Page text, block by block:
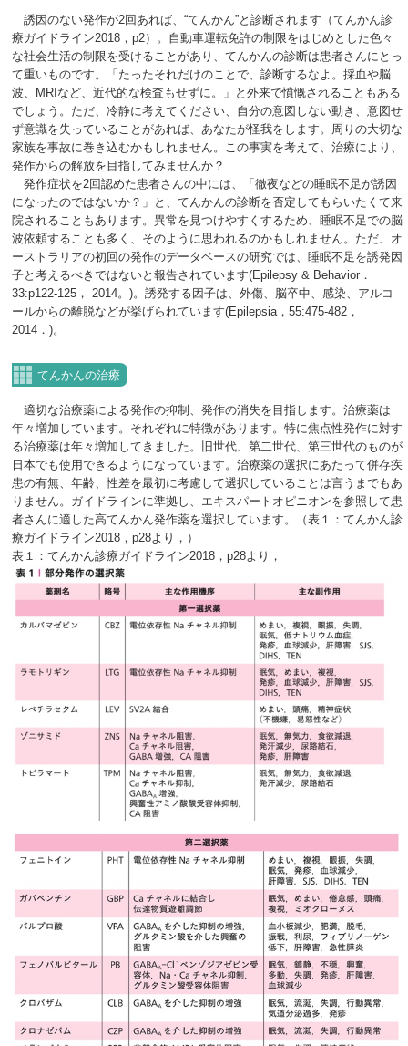
誘因のない発作が2回あれば、“てんかん”と診断されます（てんかん診
療ガイドライン2018，p2）。自動車運転免許の制限をはじめとした色々
な社会生活の制限を受けることがあり、てんかんの診断は患者さんにとっ
て重いものです。「たったそれだけのことで、診断するなよ。採血や脳
波、MRIなど、近代的な検査もせずに。」と外来で憤慨されることもある
でしょう。ただ、冷静に考えてください、自分の意図しない動き、意図せ
ず意識を失っていることがあれば、あなたが怪我をします。周りの大切な
家族を事故に巻き込むかもしれません。この事実を考えて、治療により、
発作からの解放を目指してみませんか？
発作症状を2回認めた患者さんの中には、「徹夜などの睡眠不足が誘因
になったのではないか？」と、てんかんの診断を否定してもらいたくて来
院されることもあります。異常を見つけやすくするため、睡眠不足での脳
波依頼することも多く、そのように思われるのかもしれません。ただ、オ
ーストラリアの初回の発作のデータベースの研究では、睡眠不足を誘発因
子と考えるべきではないと報告されています(Epilepsy & Behavior．
33:p122-125， 2014。)。誘発する因子は、外傷、脳卒中、感染、アルコ
ールからの離脱などが挙げられています(Epilepsia，55:475-482，
2014．)。
てんかんの治療
適切な治療薬による発作の抑制、発作の消失を目指します。治療薬は
年々増加しています。それぞれに特徴があります。特に焦点性発作に対す
る治療薬は年々増加してきました。旧世代、第二世代、第三世代のものが
日本でも使用できるようになっています。治療薬の選択にあたって併存疾
患の有無、年齢、性差を最初に考慮して選択していることは言うまでもあ
りません。ガイドラインに準拠し、エキスパートオピニオンを参照して患
者さんに適した高てんかん発作薬を選択しています。（表１：てんかん診
療ガイドライン2018，p28より，）
表１：てんかん診療ガイドライン2018，p28より，